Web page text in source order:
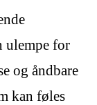
ulempe for
og åndbare
kan føles